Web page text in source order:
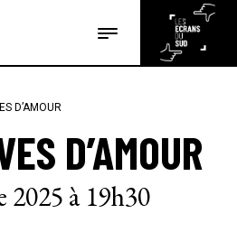
articles
D’AMOUR
D’AMOUR
2025 à 19h30